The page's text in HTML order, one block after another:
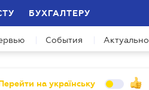
БУХГАЛТЕРУ
События Актуально
на українську